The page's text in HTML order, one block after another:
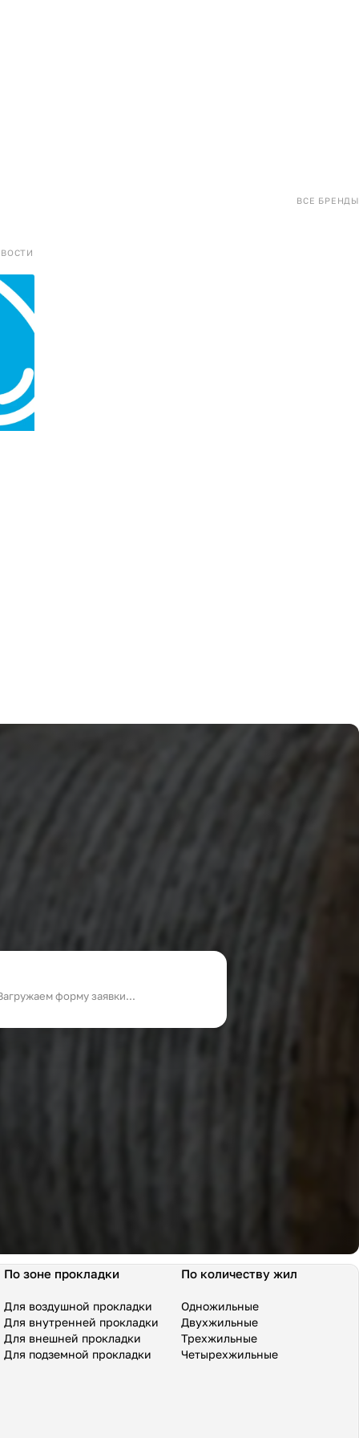
ВСЕ БРЕНДЫ
форму заявки...
По зоне прокладки
Для воздушной прокладки
Для внутренней прокладки
Для внешней прокладки
Для подземной прокладки
По количеству жил
Одножильные
Двухжильные
Трехжильные
Четырехжильные